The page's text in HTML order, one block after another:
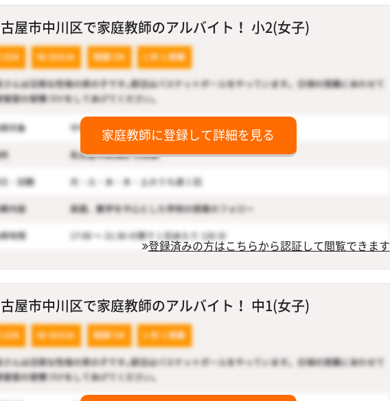
屋市中川区で家庭教師のアルバイト！ 小2(女子)
家庭教師に登録して詳細を見る
登録済みの方はこちらから認証して閲覧できます
屋市中川区で家庭教師のアルバイト！ 中1(女子)